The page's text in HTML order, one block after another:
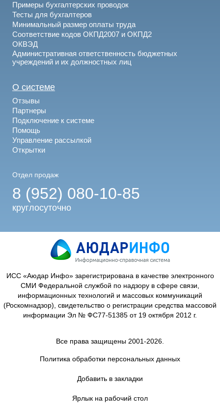
Примеры бухгалтерских проводок
Тесты для бухгалтеров
Минимальный размер оплаты труда
Соответствие кодов ОКПД2007 и ОКПД2
ОКВЭД
Административная ответственность бюджетных
учреждений и их должностных лиц
О системе
Отзывы
Партнеры
Подключение к системе
Помощь
Управление рассылкой
Открытки
Отдел продаж
8 (952) 080-10-85
круглосуточно
ИСС «Аюдар Инфо» зарегистрирована в качестве электронного
СМИ Федеральной службой по надзору в сфере связи,
информационных технологий и массовых коммуникаций
(Роскомнадзор), свидетельство о регистрации средства массовой
информации Эл № ФС77-51385 от 19 октября 2012 г.
Все права защищены 2001-2026.
Политика обработки персональных данных
Добавить в закладки
Ярлык на рабочий стол